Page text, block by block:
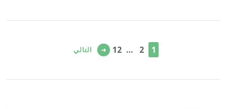
صفحة
1 صفحة
2
… صفحة
12 التالي